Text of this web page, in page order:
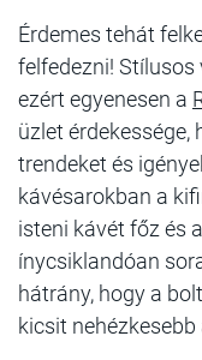
Érdemes tehát
felfedezni!
ezért egyenesen a
üzlet
trendeket és
kávésarokban a
isteni kávét főz és
ínycsiklandóan
hátrány, hogy a
kicsit